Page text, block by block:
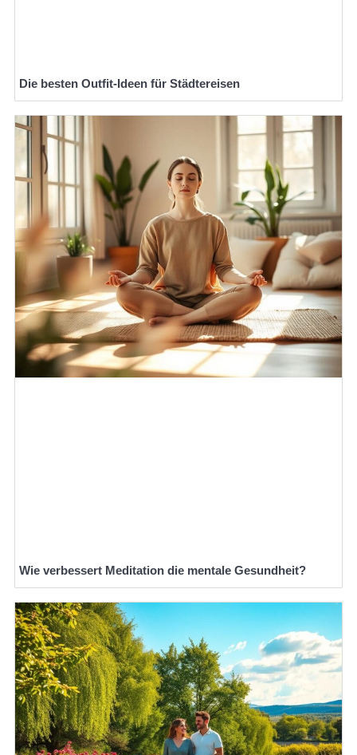
Die besten Outfit-Ideen für Städtereisen
Wie verbessert Meditation die mentale Gesundheit?